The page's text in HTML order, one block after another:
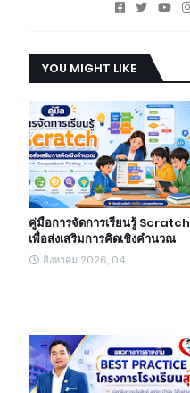
YOU MIGHT LIKE
คู่มือการจัดการเรียนรู้ Scratch
เพื่อส่งเสริมการคิดเชิงคำนวณ
สิงหาคม 2026, 04